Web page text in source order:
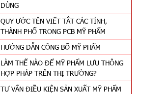
DÙNG
QUY ƯỚC TÊN VIẾT TẮT CÁC TỈNH,
THÀNH PHỐ TRONG PCB MỸ PHẨM
HƯỚNG DẪN CÔNG BỐ MỸ PHẨM
LÀM THẾ NÀO ĐỂ MỸ PHẨM LƯU THÔNG
HỢP PHÁP TRÊN THỊ TRƯỜNG?
TƯ VẤN ĐIỀU KIỆN SẢN XUẤT MỸ PHẨM